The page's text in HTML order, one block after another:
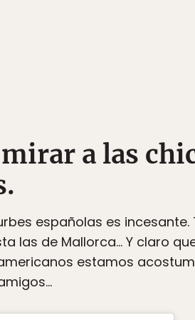
a las
españolas es
las de Mallorca… Y claro
estamos